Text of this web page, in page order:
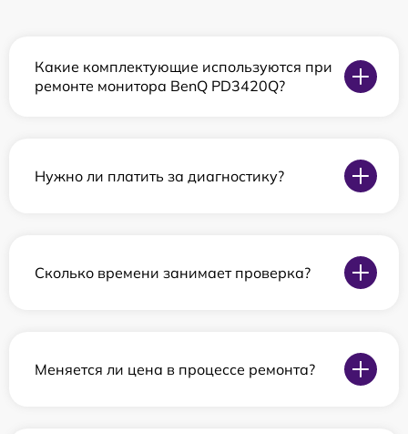
Какие комплектующие используются при
ремонте монитора BenQ PD3420Q?
Нужно ли платить за диагностику?
Сколько времени занимает проверка?
Меняется ли цена в процессе ремонта?